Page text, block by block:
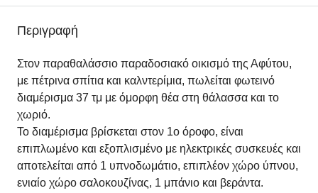
Περιγραφή
Στον παραθαλάσσιο παραδοσιακό οικισμό της Αφύτου,
με πέτρινα σπίτια και καλντερίμια, πωλείται φωτεινό
διαμέρισμα 37 τμ με όμορφη θέα στη θάλασσα και το
χωριό.
Το διαμέρισμα βρίσκεται στον 1ο όροφο, είναι
επιπλωμένο και εξοπλισμένο με ηλεκτρικές συσκευές και
αποτελείται από 1 υπνοδωμάτιο, επιπλέον χώρο ύπνου,
ενιαίο χώρο σαλοκουζίνας, 1 μπάνιο και βεράντα.